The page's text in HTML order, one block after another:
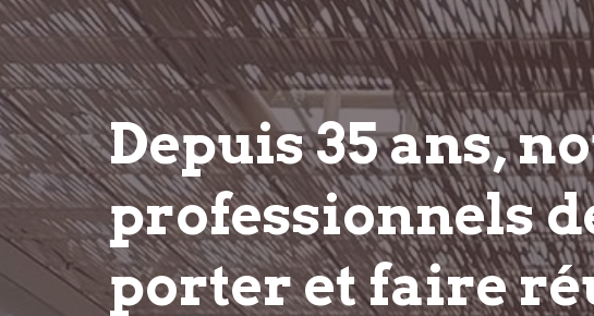
Depuis 35 ans,
professionnels
porter et faire